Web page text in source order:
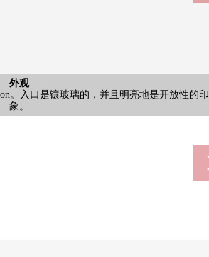
外观
。入口是镶玻璃的，并且明亮地是开放性的印
象。
外观
。入口是镶玻璃的，并且明亮地是开放性的印
象。
外观
。入口是镶玻璃的，并且明亮地是开放性的印
象。
外观
。入口是镶玻璃的，并且明亮地是开放性的印
象。
外观
。入口是镶玻璃的，并且明亮地是开放性的印
象。
外观
。入口是镶玻璃的，并且明亮地是开放性的印
象。
小学(约1200m)